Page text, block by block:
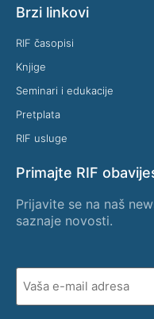
Brzi linkovi
RIF časopisi
Knjige
Seminari i edukacije
Pretplata
RIF usluge
Primajte RIF
Prijavite se na naš
saznaje novosti.
Vaša
e-